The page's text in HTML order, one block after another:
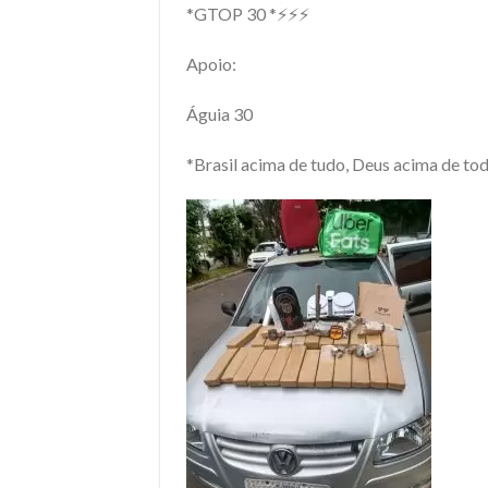
*GTOP 30 *⚡⚡⚡
Apoio:
Águia 30
*Brasil acima de tudo, Deus acima de